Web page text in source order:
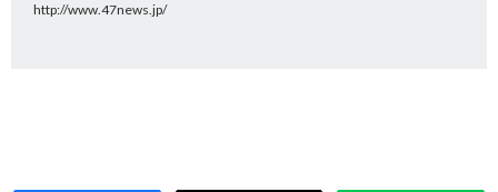
http://www.47news.jp/